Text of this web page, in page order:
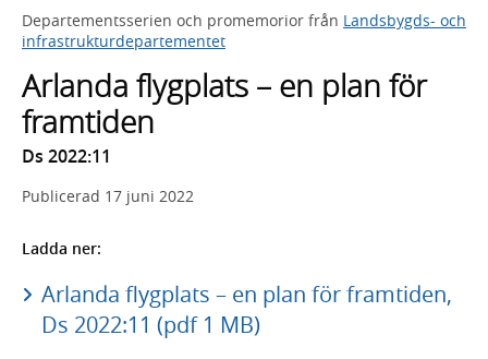
framträder
en
med
sökförslag
Departementsserien och promemorior från Landsbygds- och
infrastrukturdepartementet
Arlanda flygplats – en plan för
framtiden
Ds 2022:11
Publicerad 17 juni 2022
Ladda ner:
Arlanda flygplats – en plan för framtiden,
Ds 2022:11 (pdf 1 MB)